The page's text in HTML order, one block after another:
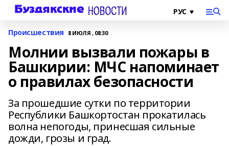
Происшествия 8 ИЮЛЯ , 08:30
Молнии вызвали пожары в
Башкирии: МЧС напоминает
о правилах безопасности
За прошедшие сутки по территории
Республики Башкортостан прокатилась
волна непогоды, принесшая сильные
дожди, грозы и град.